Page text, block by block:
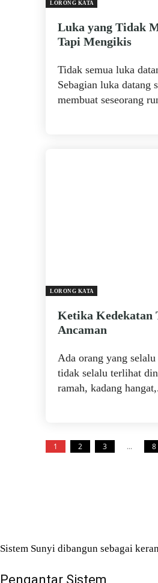
LORONG KATA
Luka yang Tidak
Tapi Mengikis
Tidak semua luka
Sebagian luka datang
membuat seseorang
LORONG KATA
Ketika Kedekatan
Ancaman
Ada orang yang
tidak selalu terlihat
ramah, kadang
1 2 3 ... 8
Sistem Sunyi dibangun sebagai
Pengantar Sistem